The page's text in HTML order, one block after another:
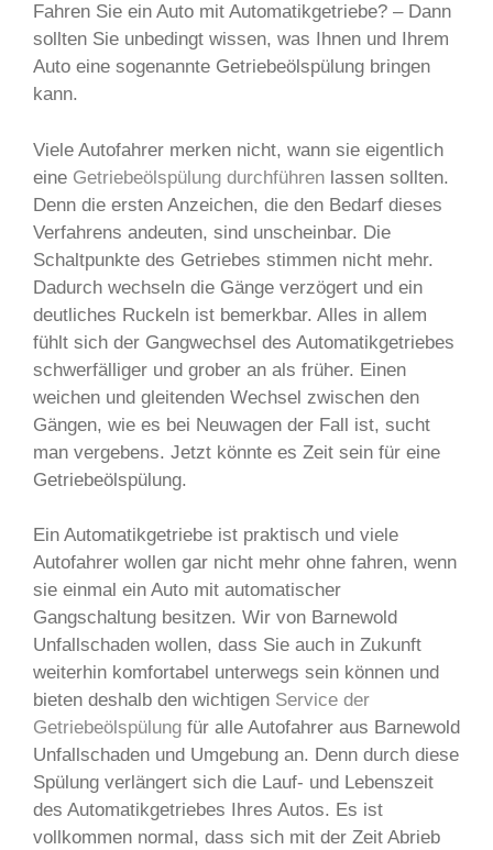
Fahren Sie ein Auto mit Automatikgetriebe? – Dann
sollten Sie unbedingt wissen, was Ihnen und Ihrem
Auto eine sogenannte Getriebeölspülung bringen
kann.
Viele Autofahrer merken nicht, wann sie eigentlich
eine Getriebeölspülung durchführen lassen sollten.
Denn die ersten Anzeichen, die den Bedarf dieses
Verfahrens andeuten, sind unscheinbar. Die
Schaltpunkte des Getriebes stimmen nicht mehr.
Dadurch wechseln die Gänge verzögert und ein
deutliches Ruckeln ist bemerkbar. Alles in allem
fühlt sich der Gangwechsel des Automatikgetriebes
schwerfälliger und grober an als früher. Einen
weichen und gleitenden Wechsel zwischen den
Gängen, wie es bei Neuwagen der Fall ist, sucht
man vergebens. Jetzt könnte es Zeit sein für eine
Getriebeölspülung.
Ein Automatikgetriebe ist praktisch und viele
Autofahrer wollen gar nicht mehr ohne fahren, wenn
sie einmal ein Auto mit automatischer
Gangschaltung besitzen. Wir von Barnewold
Unfallschaden wollen, dass Sie auch in Zukunft
weiterhin komfortabel unterwegs sein können und
bieten deshalb den wichtigen Service der
Getriebeölspülung für alle Autofahrer aus Barnewold
Unfallschaden und Umgebung an. Denn durch diese
Spülung verlängert sich die Lauf- und Lebenszeit
des Automatikgetriebes Ihres Autos. Es ist
vollkommen normal, dass sich mit der Zeit Abrieb